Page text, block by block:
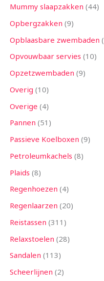
Mummy slaapzakken 44
Opbergzakken 9
Opblaasbare zwembaden
Opvouwbaar servies 10
Opzetzwembaden 9
Overig 10
Overige 4
Pannen 51
Passieve Koelboxen 9
Petroleumkachels 8
Plaids 8
Regenhoezen 4
Regenlaarzen 20
Reistassen 311
Relaxstoelen 28
Sandalen 113
Scheerlijnen 2